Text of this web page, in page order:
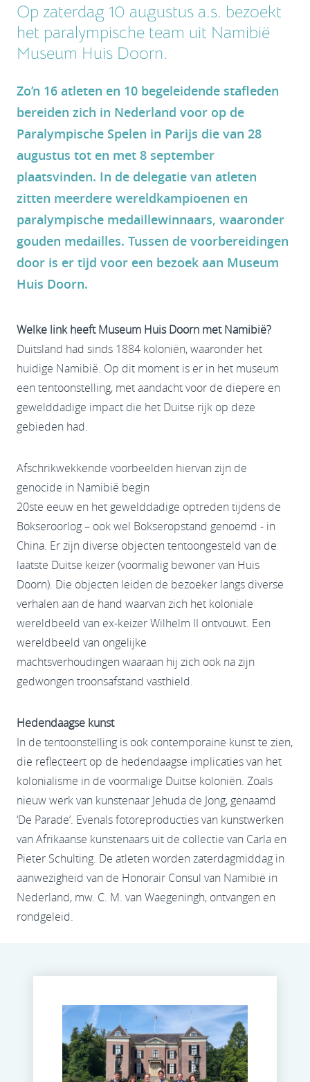
Op zaterdag 10 augustus a.s. bezoekt
het paralympische team uit Namibië
Museum Huis Doorn.
Zo’n 16 atleten en 10 begeleidende stafleden
bereiden zich in Nederland voor op de
Paralympische Spelen in Parijs die van 28
augustus tot en met 8 september
plaatsvinden. In de delegatie van atleten
zitten meerdere wereldkampioenen en
paralympische medaillewinnaars, waaronder
gouden medailles. Tussen de voorbereidingen
door is er tijd voor een bezoek aan Museum
Huis Doorn.
Welke link heeft Museum Huis Doorn met Namibië?
Duitsland had sinds 1884 koloniën, waaronder het
huidige Namibië. Op dit moment is er in het museum
een tentoonstelling, met aandacht voor de diepere en
gewelddadige impact die het Duitse rijk op deze
gebieden had.
Afschrikwekkende voorbeelden hiervan zijn de
genocide in Namibië begin
20ste eeuw en het gewelddadige optreden tijdens de
Bokseroorlog – ook wel Bokseropstand genoemd - in
China. Er zijn diverse objecten tentoongesteld van de
laatste Duitse keizer (voormalig bewoner van Huis
Doorn). Die objecten leiden de bezoeker langs diverse
verhalen aan de hand waarvan zich het koloniale
wereldbeeld van ex-keizer Wilhelm II ontvouwt. Een
wereldbeeld van ongelijke
machtsverhoudingen waaraan hij zich ook na zijn
gedwongen troonsafstand vasthield.
Hedendaagse kunst
In de tentoonstelling is ook contemporaine kunst te zien,
die reflecteert op de hedendaagse implicaties van het
kolonialisme in de voormalige Duitse koloniën. Zoals
nieuw werk van kunstenaar Jehuda de Jong, genaamd
‘De Parade’. Evenals fotoreproducties van kunstwerken
van Afrikaanse kunstenaars uit de collectie van Carla en
Pieter Schulting. De atleten worden zaterdagmiddag in
aanwezigheid van de Honorair Consul van Namibië in
Nederland, mw. C. M. van Waegeningh, ontvangen en
rondgeleid.